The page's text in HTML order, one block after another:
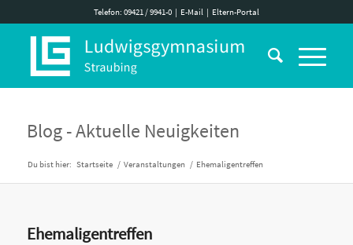
Telefon: 09421 / 9941-0| E-Mail| Eltern-Portal
Blog - Aktuelle Neuigkeiten
Du bist hier: Startseite / Veranstaltungen / Ehemaligentreffen
Ehemaligentreffen